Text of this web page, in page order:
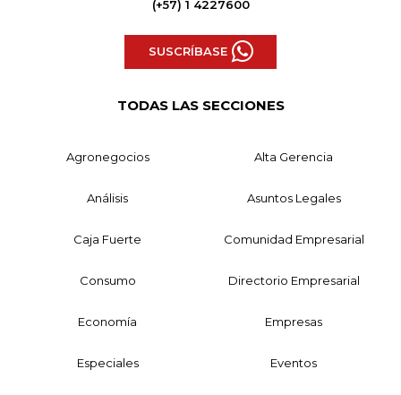
(+57) 1 4227600
SUSCRÍBASE
TODAS LAS SECCIONES
Agronegocios Alta Gerencia
Análisis Asuntos Legales
Caja Fuerte Comunidad Empresarial
Consumo Directorio Empresarial
Economía Empresas
Especiales Eventos